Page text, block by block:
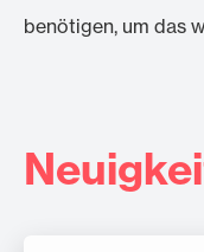
benötigen, um das